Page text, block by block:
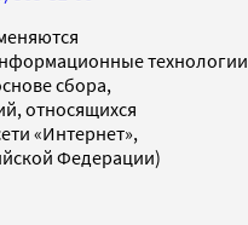
технологии
сбора,
относящихся
«Интернет»,
Федерации)